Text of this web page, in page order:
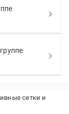
сетки и